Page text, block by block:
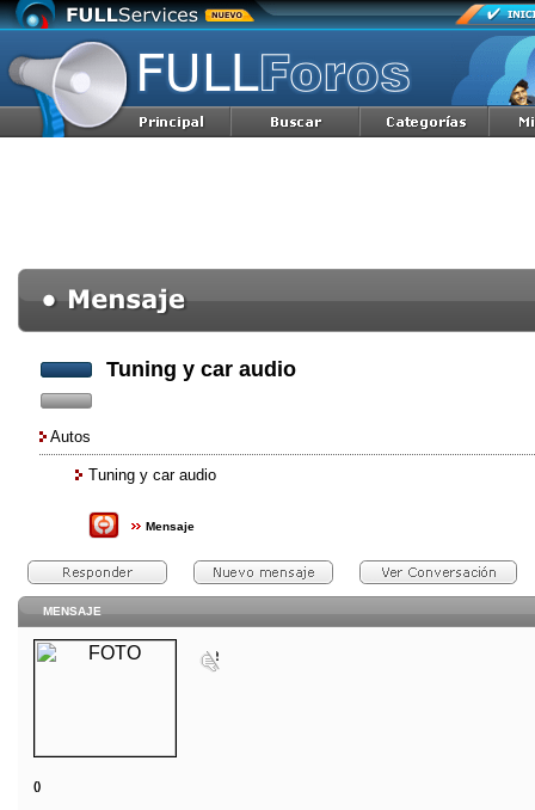
Tuning y car audio
Autos
Tuning y car audio
Mensaje
MENSAJE
()